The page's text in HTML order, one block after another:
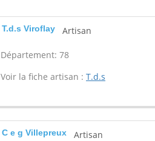
T.d.s Viroflay Artisan
Département: 78
Voir la fiche artisan : T.d.s
C e g Villepreux Artisan